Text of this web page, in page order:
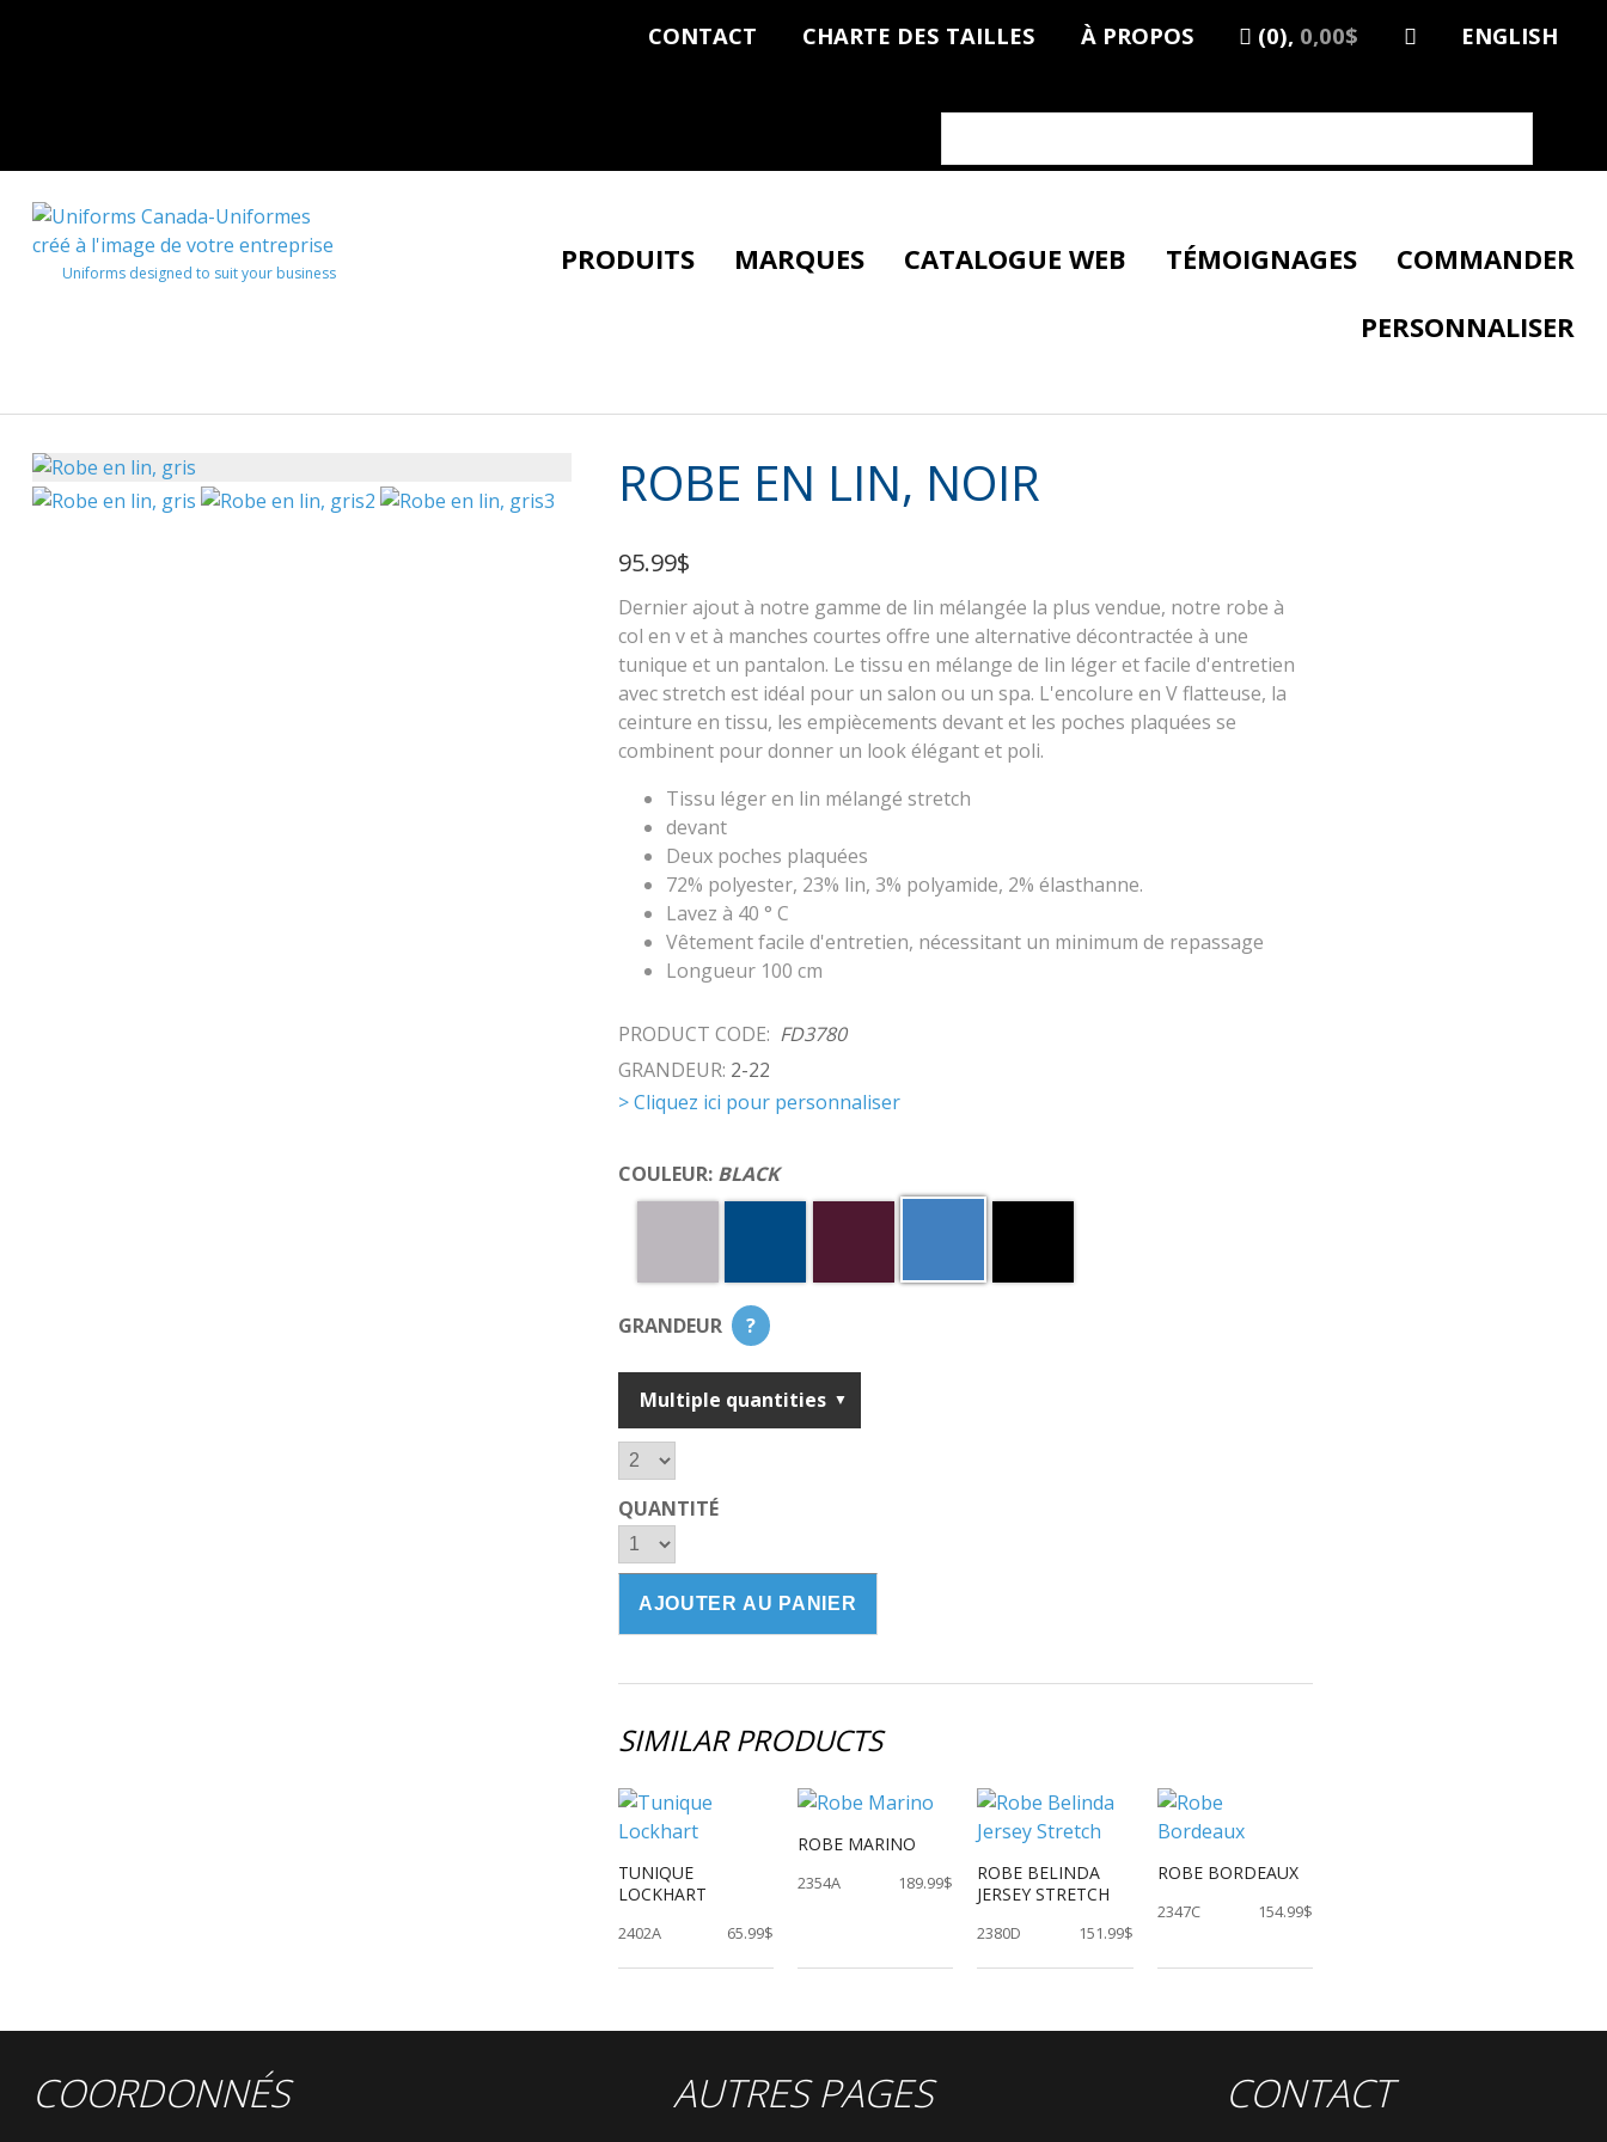
ENGLISH
(0), 0,00$
À PROPOS
CHARTE DES TAILLES
CONTACT
Uniforms designed to suit your business PRODUITS MARQUES CATALOGUE WEB TÉMOIGNAGES
COMMANDER
PERSONNALISER
ROBE EN LIN, NOIR
95.99$
Dernier ajout à notre gamme de lin mélangée la plus vendue, notre robe à
col en v et à manches courtes offre une alternative décontractée à une
tunique et un pantalon. Le tissu en mélange de lin léger et facile d'entretien
avec stretch est idéal pour un salon ou un spa. L'encolure en V flatteuse, la
ceinture en tissu, les empiècements devant et les poches plaquées se
combinent pour donner un look élégant et poli.
Tissu léger en lin mélangé stretch
devant
Deux poches plaquées
72% polyester, 23% lin, 3% polyamide, 2% élasthanne.
Lavez à 40 ° C
Vêtement facile d'entretien, nécessitant un minimum de repassage
Longueur 100 cm
PRODUCT CODE: FD3780
GRANDEUR: 2-22
> Cliquez ici pour personnaliser
COULEUR: BLACK
GRANDEUR ?
Multiple quantities
QUANTITÉ
SIMILAR PRODUCTS
TUNIQUE
LOCKHART
2402A 65.99$
ROBE MARINO
2354A 189.99$
ROBE BELINDA
JERSEY STRETCH
2380D 151.99$
ROBE BORDEAUX
2347C 154.99$
COORDONNÉS AUTRES PAGES CONTACT